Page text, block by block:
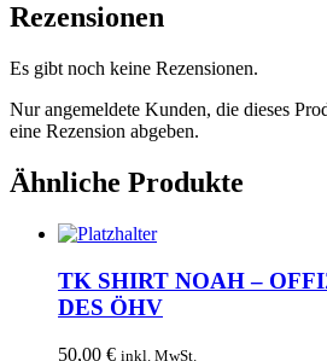
Rezensionen
Es gibt noch keine Rezensionen.
Nur angemeldete Kunden, die dieses
eine Rezension abgeben.
Ähnliche Produkte
TK SHIRT NOAH –
DES ÖHV
50,00 € inkl. MwSt.